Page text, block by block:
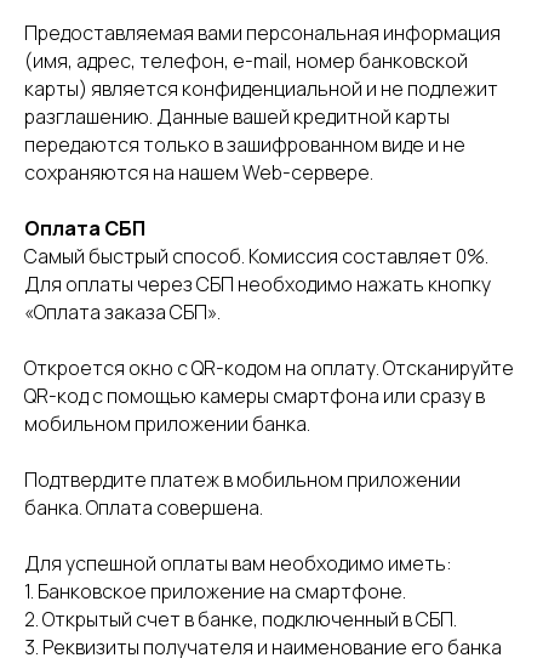
Предоставляемая вами персональная информация
(имя, адрес, телефон, e-mail, номер банковской
карты) является конфиденциальной и не подлежит
разглашению. Данные вашей кредитной карты
передаются только в зашифрованном виде и не
сохраняются на нашем Web-сервере.
Оплата СБП
Самый быстрый способ. Комиссия составляет 0%.
Для оплаты через СБП необходимо нажать кнопку
«Оплата заказа СБП».
Откроется окно с QR-кодом на оплату. Отсканируйте
QR-код с помощью камеры смартфона или сразу в
мобильном приложении банка.
Подтвердите платеж в мобильном приложении
банка. Оплата совершена.
Для успешной оплаты вам необходимо иметь:
1. Банковское приложение на смартфоне.
2. Открытый счет в банке, подключенный в СБП.
3. Реквизиты получателя и наименование его банка